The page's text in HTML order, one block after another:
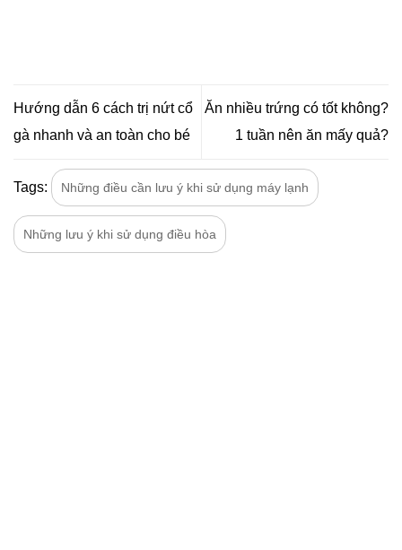
Hướng dẫn 6 cách trị nứt cổ
gà nhanh và an toàn cho bé
Ăn nhiều trứng có tốt không?
1 tuần nên ăn mấy quả?
Tags: Những điều cần lưu ý khi sử dụng máy lạnh
Những lưu ý khi sử dụng điều hòa